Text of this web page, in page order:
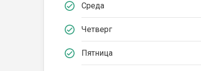
Среда
Четверг
Пятница